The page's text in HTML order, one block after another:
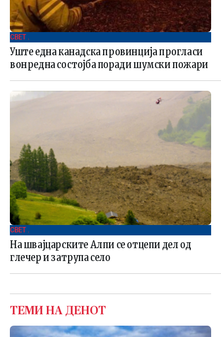
СВЕТ .
Уште една канадска провинција прогласи
вонредна состојба поради шумски пожари
СВЕТ .
На швајцарските Алпи се отцепи дел од
глечер и затрупа село
ТЕМИ НА ДЕНОТ